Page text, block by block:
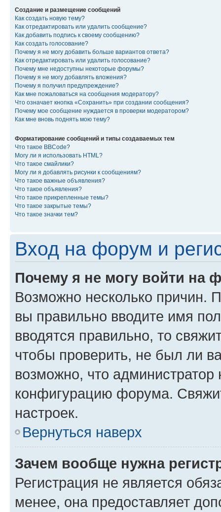
Создание и размещение сообщений
Как создать новую тему?
Как отредактировать или удалить сообщение?
Как добавить подпись к своему сообщению?
Как создать голосование?
Почему я не могу добавить больше вариантов ответа?
Как отредактировать или удалить голосование?
Почему мне недоступны некоторые форумы?
Почему я не могу добавлять вложения?
Почему я получил предупреждение?
Как мне пожаловаться на сообщения модератору?
Что означает кнопка «Сохранить» при создании сообщения?
Почему мое сообщение нуждается в проверки модератором?
Как мне вновь поднять мою тему?
Форматирование сообщений и типы создаваемых тем
Что такое BBCode?
Могу ли я использовать HTML?
Что такое смайлики?
Могу ли я добавлять рисунки к сообщениям?
Что такое важные объявления?
Что такое объявления?
Что такое прикрепленные темы?
Что такое закрытые темы?
Что такое значки тем?
Вход на форум и
Почему я не могу войти на
Возможно несколько причин.
вы правильно вводите имя
вводятся правильно, то
чтобы проверить, не был ли
возможно, что администратор
конфигурацию форума.
настроек.
Вернуться наверх
Зачем вообще нужна
Регистрация не является
менее, она предоставляет